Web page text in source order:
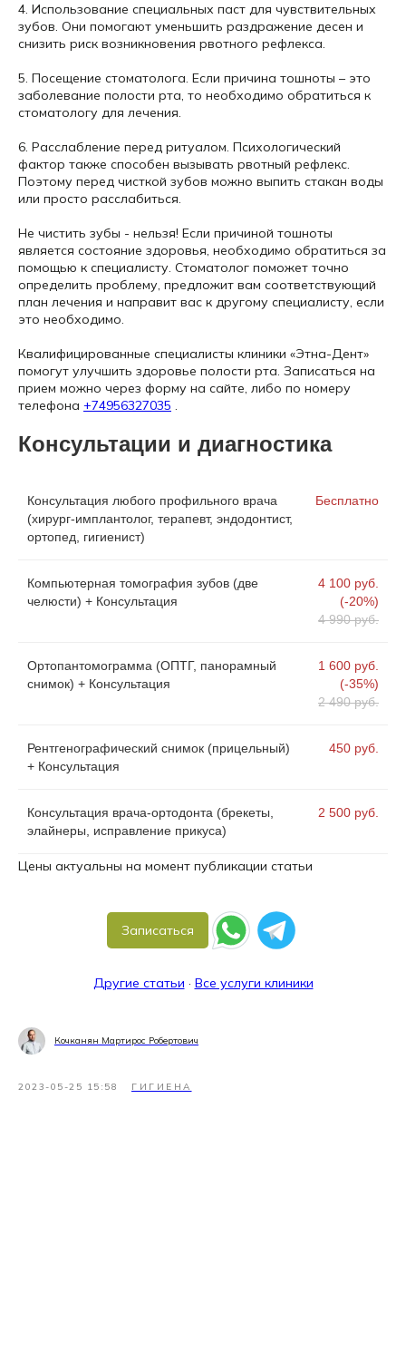
4. Использование специальных паст для чувствительных
зубов. Они помогают уменьшить раздражение десен и
снизить риск возникновения рвотного рефлекса.
5. Посещение стоматолога. Если причина тошноты – это
заболевание полости рта, то необходимо обратиться к
стоматологу для лечения.
6. Расслабление перед ритуалом. Психологический
фактор также способен вызывать рвотный рефлекс.
Поэтому перед чисткой зубов можно выпить стакан воды
или просто расслабиться.
Не чистить зубы - нельзя! Если причиной тошноты
является состояние здоровья, необходимо обратиться за
помощью к специалисту. Стоматолог поможет точно
определить проблему, предложит вам соответствующий
план лечения и направит вас к другому специалисту, если
это необходимо.
Квалифицированные специалисты клиники «Этна-Дент»
помогут улучшить здоровье полости рта. Записаться на
прием можно через форму на сайте, либо по номеру
телефона +74956327035 .
Консультации и диагностика
Консультация любого профильного врача
(хирург-имплантолог, терапевт, эндодонтист,
ортопед, гигиенист)
Бесплатно
Компьютерная томография зубов (две
челюсти) + Консультация
4 100 руб.
(-20%)
4 990 руб.
Ортопантомограмма (ОПТГ, панорамный
снимок) + Консультация
1 600 руб.
(-35%)
2 490 руб.
Рентгенографический снимок (прицельный)
+ Консультация
450 руб.
Консультация врача-ортодонта (брекеты,
элайнеры, исправление прикуса)
2 500 руб.
Цены актуальны на момент публикации статьи
Записаться
Другие статьи · Все услуги клиники
Кочканян Мартирос Робертович
2023-05-25 15:58 ГИГИЕНА